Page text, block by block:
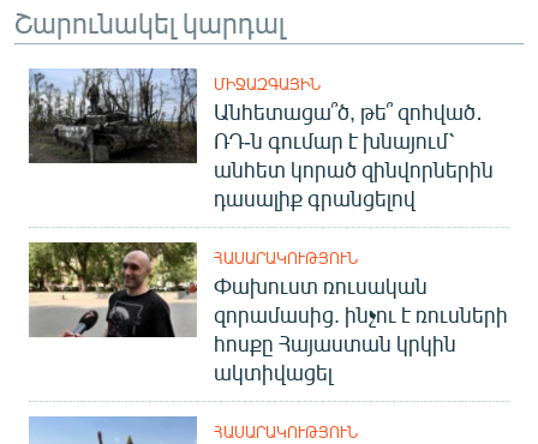
Շարունակել կարդալ
ՄԻՋԱԶԳԱՅԻՆ
Անհետացա՞ծ, թե՞ զոհված․
ՌԴ-ն գումար է խնայում՝
անհետ կորած զինվորներին
դասալիք գրանցելով
ՀԱՍԱՐԱԿՈՒԹՅՈՒՆ
Փախուստ ռուսական
զորամասից. ինչու է ռուսների
հոսքը Հայաստան կրկին
ակտիվացել
ՀԱՍԱՐԱԿՈՒԹՅՈՒՆ